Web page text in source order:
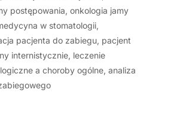
postępowania, onkologia jamy
w stomatologii,
pacjenta do zabiegu, pacjent
internistycznie, leczenie
a choroby ogólne, analiza